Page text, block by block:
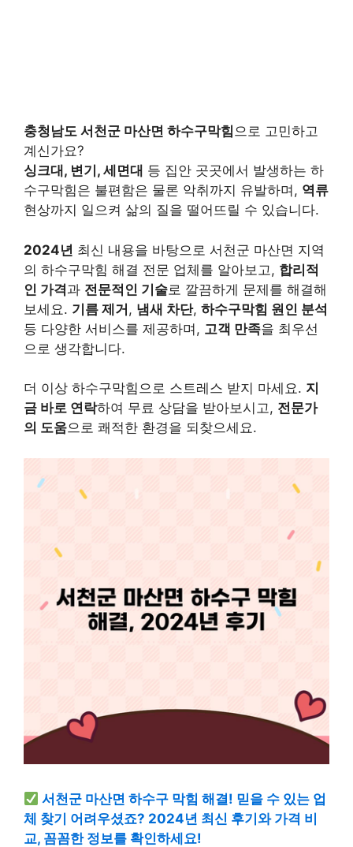
충청남도 서천군 마산면 하수구막힘으로 고민하고
계신가요?
싱크대, 변기, 세면대 등 집안 곳곳에서 발생하는 하
수구막힘은 불편함은 물론 악취까지 유발하며, 역류
현상까지 일으켜 삶의 질을 떨어뜨릴 수 있습니다.
2024년 최신 내용을 바탕으로 서천군 마산면 지역
의 하수구막힘 해결 전문 업체를 알아보고, 합리적
인 가격과 전문적인 기술로 깔끔하게 문제를 해결해
보세요. 기름 제거, 냄새 차단, 하수구막힘 원인 분석
등 다양한 서비스를 제공하며, 고객 만족을 최우선
으로 생각합니다.
더 이상 하수구막힘으로 스트레스 받지 마세요. 지
금 바로 연락하여 무료 상담을 받아보시고, 전문가
의 도움으로 쾌적한 환경을 되찾으세요.
서천군 마산면 하수구 막힘 해결! 믿을 수 있는 업
체 찾기 어려우셨죠? 2024년 최신 후기와 가격 비
교, 꼼꼼한 정보를 확인하세요!